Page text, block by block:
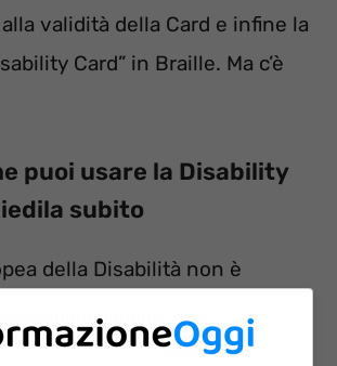
validità della Card e infine la
Card” in Braille. Ma c’è
puoi usare la Disability
subito
della Disabilità non è
card che dà accesso a sconti o
In pratica può essere usata